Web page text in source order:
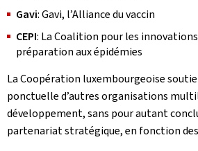
Gavi: Gavi, l’Alliance du vaccin
CEPI: La Coalition pour les
préparation aux épidémies
La Coopération luxembourgeoise
ponctuelle d’autres organisations
développement, sans pour autant
partenariat stratégique, en fonction